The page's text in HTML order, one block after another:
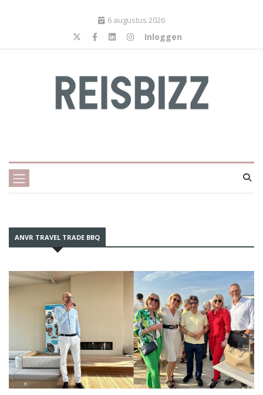
6 augustus 2026
Inloggen
ANVR TRAVEL TRADE BBQ